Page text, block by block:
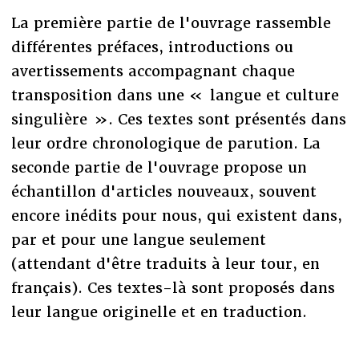
La première partie de l'ouvrage rassemble
différentes préfaces, introductions ou
avertissements accompagnant chaque
transposition dans une « langue et culture
singulière ». Ces textes sont présentés dans
leur ordre chronologique de parution. La
seconde partie de l'ouvrage propose un
échantillon d'articles nouveaux, souvent
encore inédits pour nous, qui existent dans,
par et pour une langue seulement
(attendant d'être traduits à leur tour, en
français). Ces textes-là sont proposés dans
leur langue originelle et en traduction.